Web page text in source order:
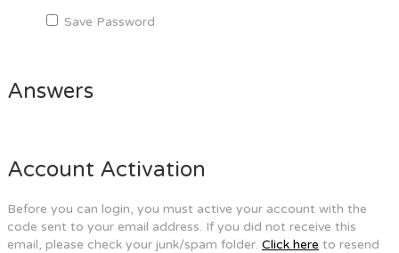
Save Password
Answers
Account Activation
Before you can login, you must active your account with the
code sent to your email address. If you did not receive this
email, please check your junk/spam folder. Click here to resend